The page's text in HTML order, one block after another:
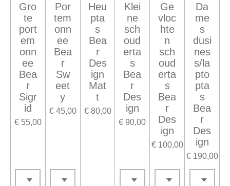
Gro
te
port
em
onn
ee
Bea
r
Sigr
id
€ 55,00
Por
tem
onn
ee
Bea
r
Sw
eet
y
€ 45,00
Heu
pta
s
Bea
r
Des
ign
Mat
t
€ 80,00
Klei
ne
sch
oud
erta
s
Bea
r
Des
ign
€ 90,00
Ge
vloc
hte
n
sch
oud
erta
s
Bea
r
Des
ign
€ 100,00
Da
me
s
dusi
nes
s/la
pto
pta
s
Bea
r
Des
ign
€ 190,00